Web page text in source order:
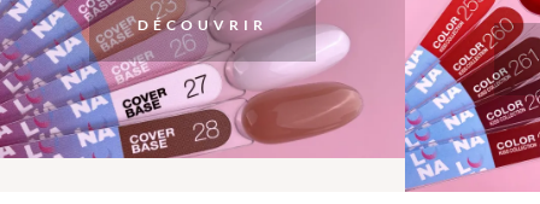
DÉCOUVRIR